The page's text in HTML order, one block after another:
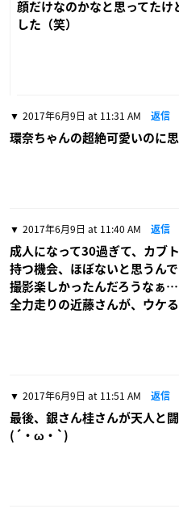
顔だけなのかなと思ってたけ
した（笑）
2017年6月9日 at 11:31 AM 返信
環奈ちゃんの超絶可愛いのに
2017年6月9日 at 11:40 AM 返信
成人になって30過ぎて、カブ
持つ機会、ほぼないと思うん
撮影楽しかったんだろうなぁ
全力走りの近藤さんが、ウケ
2017年6月9日 at 11:51 AM 返信
最後、銀さん桂さんが天人と
(´・ω・`)